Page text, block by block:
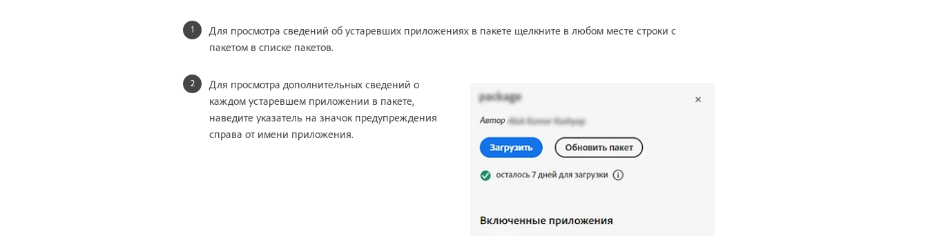
Для просмотра сведений об устаревших приложениях в пакете щелкните в любом месте строки с
пакетом в списке пакетов.
Для просмотра дополнительных сведений о
каждом устаревшем приложении в пакете,
наведите указатель на значок предупреждения
справа от имени приложения.